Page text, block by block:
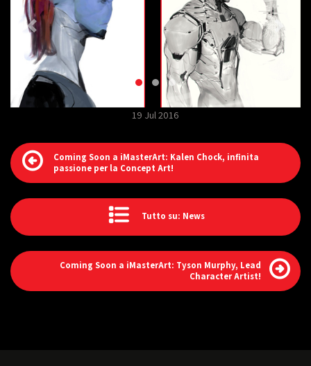
19 Jul 2016
Coming Soon a iMasterArt: Kalen Chock, infinita
passione per la Concept Art!
Tutto su: News
Coming Soon a iMasterArt: Tyson Murphy, Lead
Character Artist!